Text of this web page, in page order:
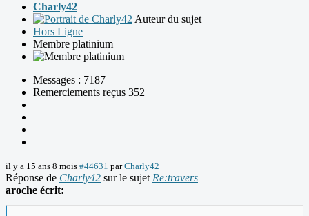
Charly42
Auteur du sujet
Hors Ligne
Membre platinium
Messages : 7187
Remerciements reçus 352
il y a 15 ans 8 mois #44631 parCharly42
Réponse de Charly42 sur le sujet Re:travers
aroche écrit: